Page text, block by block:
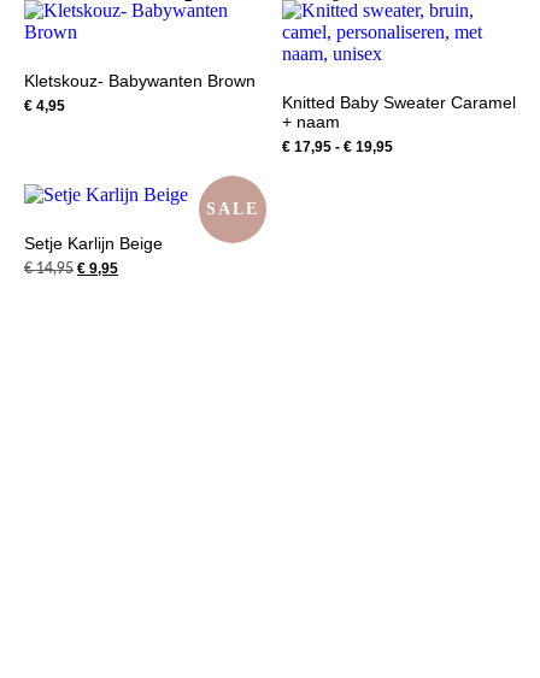
Kletskouz- Babywanten Brown
€ 4,95
Knitted Baby Sweater Caramel
+ naam
€ 17,95 - € 19,95
SALE
Setje Karlijn Beige
€14,95 € 9,95